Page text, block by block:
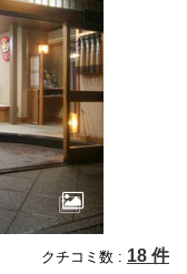
クチコミ数 : 18 件